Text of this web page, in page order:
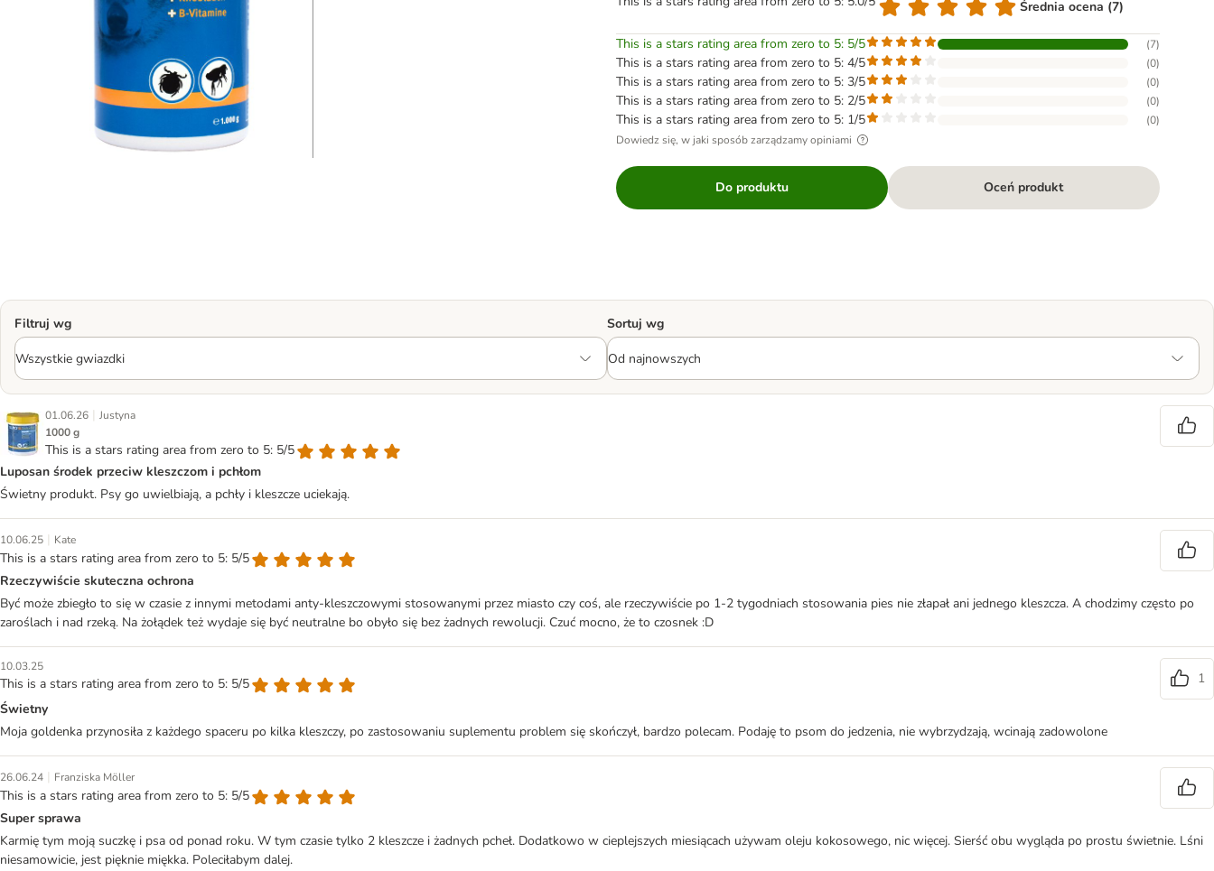
Średnia ocena (7)
This is a stars rating area from zero to 5: 5/5 (7)
This is a stars rating area from zero to 5: 4/5 (0)
This is a stars rating area from zero to 5: 3/5 (0)
This is a stars rating area from zero to 5: 2/5 (0)
This is a stars rating area from zero to 5: 1/5 (0)
Dowiedz się, w jaki sposób zarządzamy opiniami
Do produktu Oceń produkt
Filtruj wg Sortuj wg
01.06.26 | Justyna
1000 g
This is a stars rating area from zero to 5: 5/5
Luposan środek przeciw kleszczom i pchłom
Świetny produkt. Psy go uwielbiają, a pchły i kleszcze uciekają.
10.06.25 | Kate
This is a stars rating area from zero to 5: 5/5
Rzeczywiście skuteczna ochrona
Być może zbiegło to się w czasie z innymi metodami anty-kleszczowymi stosowanymi przez miasto czy coś, ale rzeczywiście po 1-2 tygodniach stosowania pies nie złapał ani jednego kleszcza. A chodzimy często po
zaroślach i nad rzeką. Na żołądek też wydaje się być neutralne bo obyło się bez żadnych rewolucji. Czuć mocno, że to czosnek :D
10.03.25
This is a stars rating area from zero to 5: 5/5
1
Świetny
Moja goldenka przynosiła z każdego spaceru po kilka kleszczy, po zastosowaniu suplementu problem się skończył, bardzo polecam. Podaję to psom do jedzenia, nie wybrzydzają, wcinają zadowolone
26.06.24 | Franziska Möller
This is a stars rating area from zero to 5: 5/5
Super sprawa
Karmię tym moją suczkę i psa od ponad roku. W tym czasie tylko 2 kleszcze i żadnych pcheł. Dodatkowo w cieplejszych miesiącach używam oleju kokosowego, nic więcej. Sierść obu wygląda po prostu świetnie. Lśni
niesamowicie, jest pięknie miękka. Poleciłabym dalej.